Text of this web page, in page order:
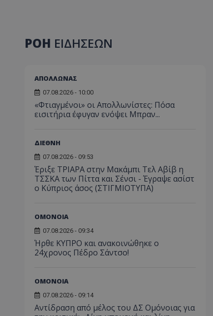
ΡΟΗ ΕΙΔΗΣΕΩΝ
ΑΠΟΛΛΩΝΑΣ
07.08.2026 - 10:00
«Φτιαγμένοι» οι Απολλωνίστες: Πόσα
εισιτήρια έφυγαν ενόψει Μπραν...
ΔΙΕΘΝΗ
07.08.2026 - 09:53
Έριξε ΤΡΙΑΡΑ στην Μακάμπι Τελ Αβίβ η
ΤΣΣΚΑ των Πίττα και Σένσι - Έγραψε ασίστ
ο Κύπριος άσος (ΣΤΙΓΜΙΟΤΥΠΑ)
ΟΜΟΝΟΙΑ
07.08.2026 - 09:34
Ήρθε ΚΥΠΡΟ και ανακοινώθηκε ο
24χρονος Πέδρο Σάντσο!
ΟΜΟΝΟΙΑ
07.08.2026 - 09:14
Αντίδραση από μέλος του ΔΣ Ομόνοιας για